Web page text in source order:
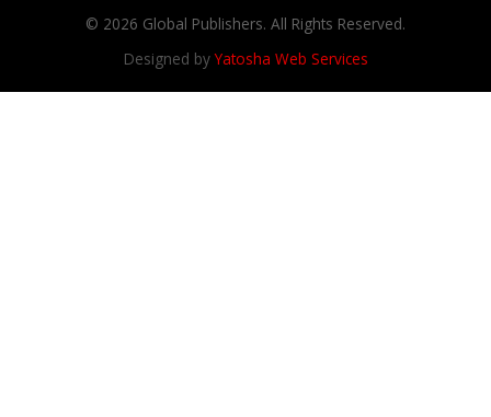
© 2026 Global Publishers. All Rights Reserved.
Designed byYatosha Web Services